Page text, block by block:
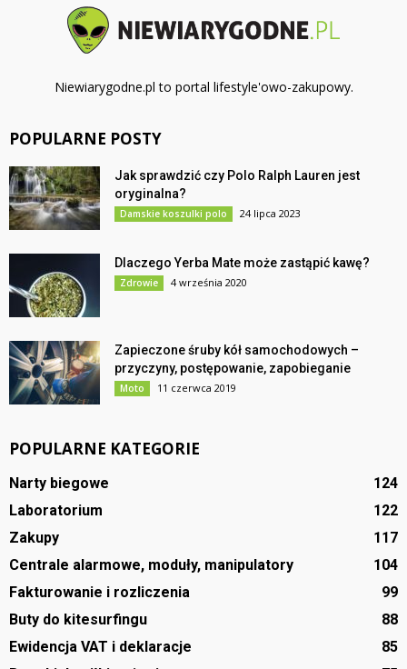
Niewiarygodne.pl to portal lifestyle'owo-zakupowy.
POPULARNE POSTY
Jak sprawdzić czy Polo Ralph Lauren jest
oryginalna?
Damskie koszulki polo 24 lipca 2023
Dlaczego Yerba Mate może zastąpić kawę?
Zdrowie 4 września 2020
Zapieczone śruby kół samochodowych –
przyczyny, postępowanie, zapobieganie
Moto 11 czerwca 2019
POPULARNE KATEGORIE
Narty biegowe
124
Laboratorium
122
Zakupy
117
Centrale alarmowe, moduły, manipulatory
104
Fakturowanie i rozliczenia
99
Buty do kitesurfingu
88
Ewidencja VAT i deklaracje
85